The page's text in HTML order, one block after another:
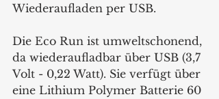
Wiederaufladen per USB.
Die Eco Run ist umweltschonend,
da wiederaufladbar über USB (3,7
Volt - 0,22 Watt). Sie verfügt über
eine Lithium Polymer Batterie 60